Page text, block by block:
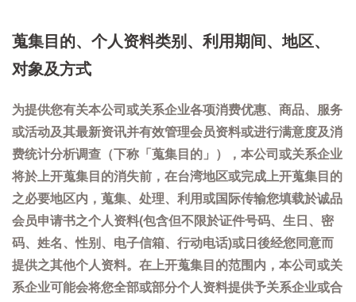
蒐集目的、个人资料类别、利用期间、地区、
对象及方式
为提供您有关本公司或关系企业各项消费优惠、商品、服务
或活动及其最新资讯并有效管理会员资料或进行满意度及消
费统计分析调查（下称「蒐集目的」），本公司或关系企业
将於上开蒐集目的消失前，在台湾地区或完成上开蒐集目的
之必要地区内，蒐集、处理、利用或国际传输您填载於诚品
会员申请书之个人资料(包含但不限於证件号码、生日、密
码、姓名、性别、电子信箱、行动电话)或日後经您同意而
提供之其他个人资料。在上开蒐集目的范围内，本公司或关
系企业可能会将您全部或部分个人资料提供予关系企业或合